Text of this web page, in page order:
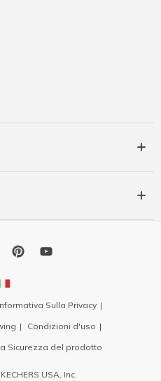
Sulla Privacy
Condizioni d'uso
Sicurezza del prodotto
USA, Inc.